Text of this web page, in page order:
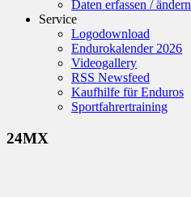
Daten erfassen / ändern
Service
Logodownload
Endurokalender 2026
Videogallery
RSS Newsfeed
Kaufhilfe für Enduros
Sportfahrertraining
24MX